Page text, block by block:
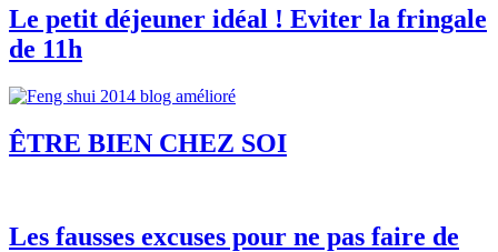
Le petit déjeuner idéal ! Eviter la fringale
de 11h
ÊTRE BIEN CHEZ SOI
Les fausses excuses pour ne pas faire de